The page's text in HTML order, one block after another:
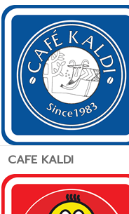
CAFE KALDI